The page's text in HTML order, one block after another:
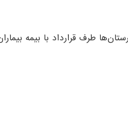
طرف قرارداد با بیمه